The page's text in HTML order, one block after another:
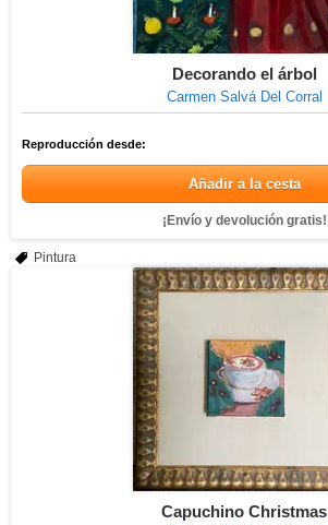
Decorando el árbol
Carmen Salvá Del Corral
Reproducción desde:
Añadir a la cesta
¡Envío y devolución gratis!
Pintura
Capuchino Christmas